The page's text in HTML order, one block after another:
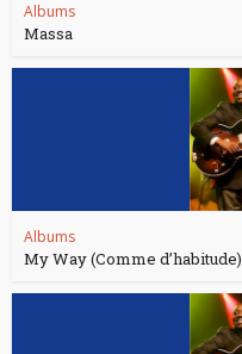
Albums
Massa
Albums
My Way (Comme d’habitude)